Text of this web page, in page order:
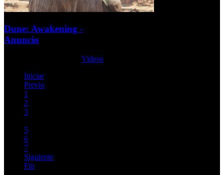
Dune: Awakening -
Anuncio
Videos
Iniciar
Previo
1
2
3
5
6
7
Siguiente
Fin